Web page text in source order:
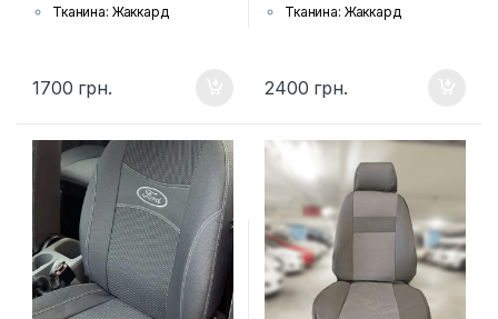
Тканина: Жаккард
Країна виробник: Україна
Комплектація: Передні
спинка, підголовники (за
комплектацією автівки),
підлокітники і фальшпанелі
(якщо є у моделі)
Шов: Подвійна відстрочка
Лого: Логотип марки авто
на чохлах для передніх
сидінь
1700 грн.
Тканина: Жаккард
Країна виробник: Україна
Комплектація: Передні
спинка, підголовники (за
комплектацією автівки),
підлокітники і фальшпанелі
(якщо є у моделі)
Шов: Подвійна відстрочка
Лого: Логотип марки авто
на чохлах для передніх
сидінь
2400 грн.